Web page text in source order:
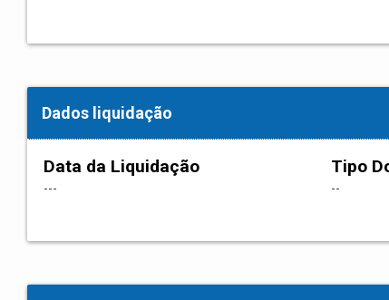
Dados liquidação
Data da Liquidação
---
Tipo
--